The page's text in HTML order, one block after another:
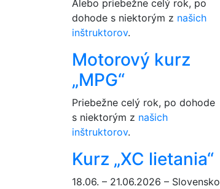
Alebo priebežne celý rok, po
dohode s niektorým z našich
inštruktorov.
Motorový kurz
„MPG“
Priebežne celý rok, po dohode
s niektorým z našich
inštruktorov.
Kurz „XC lietania“
18.06. – 21.06.2026 – Slovensko